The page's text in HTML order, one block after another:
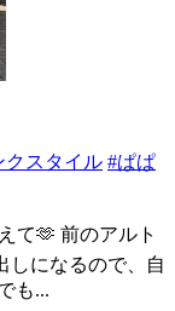
クスタイル #ぱぱ
て🫶 前のアルト
しになるので、自
も...